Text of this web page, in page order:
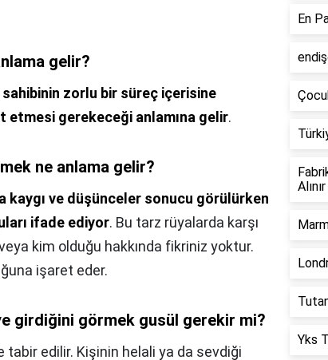
gelir?
sahibinin zorlu bir süreç içerisine
etmesi gerekeceği anlamına gelir.
ne anlama gelir?
kaygı ve düşünceler sonucu görülürken
ifade ediyor. Bu tarz rüyalarda karşı
kim olduğu hakkında fikriniz yoktur.
işaret eder.
girdiğini görmek gusül gerekir mi?
tabir edilir. Kişinin helali ya da sevdiği
En
Alınır
Yks